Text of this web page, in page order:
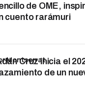
de OME,
cuento rarámuri
Cruz inicia el
de un
Montserrat